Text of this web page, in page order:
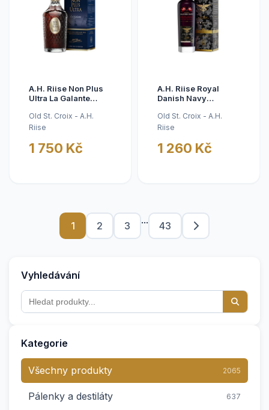
Vyhledávání
Kategorie
Všechny produkty 2065
Pálenky a destiláty 637
A.H. Riise Non Plus
Ultra La Galante
Old St. Croix - A.H.
Riise
1 750 Kč
A.H. Riise Royal
Danish Navy
Ranae 60,0% 0,7 l
Old St. Croix - A.H.
Riise
1 260 Kč
1 2 3 ... 43